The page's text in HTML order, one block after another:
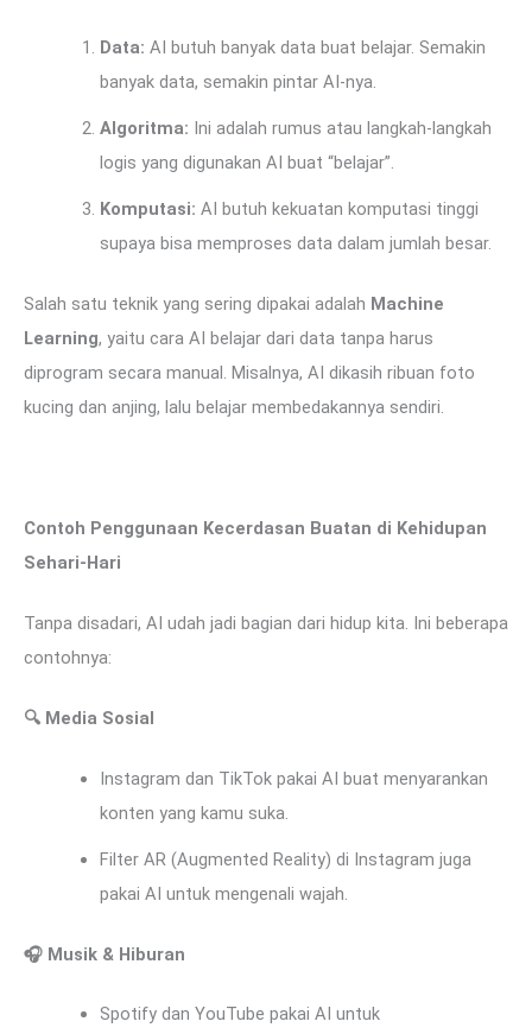
Data: AI butuh banyak data buat belajar. Semakin
banyak data, semakin pintar AI-nya.
Algoritma: Ini adalah rumus atau langkah-langkah
logis yang digunakan AI buat “belajar”.
Komputasi: AI butuh kekuatan komputasi tinggi
supaya bisa memproses data dalam jumlah besar.
Salah satu teknik yang sering dipakai adalah Machine
Learning, yaitu cara AI belajar dari data tanpa harus
diprogram secara manual. Misalnya, AI dikasih ribuan foto
kucing dan anjing, lalu belajar membedakannya sendiri.
Contoh Penggunaan Kecerdasan Buatan di Kehidupan
Sehari-Hari
Tanpa disadari, AI udah jadi bagian dari hidup kita. Ini beberapa
contohnya:
🔍 Media Sosial
Instagram dan TikTok pakai AI buat menyarankan
konten yang kamu suka.
Filter AR (Augmented Reality) di Instagram juga
pakai AI untuk mengenali wajah.
🎧 Musik & Hiburan
Spotify dan YouTube pakai AI untuk